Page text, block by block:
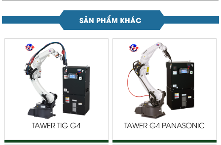
SẢN PHẨM KHÁC
TAWER TIG G4
TAWER G4 PANASONIC